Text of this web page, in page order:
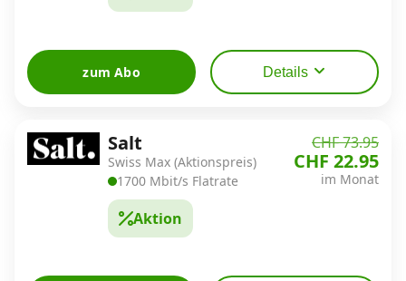
zum Abo Details
Salt
Swiss Max (Aktionspreis)
1700 Mbit/s Flatrate
Aktion
CHF 73.95
CHF 22.95
im Monat